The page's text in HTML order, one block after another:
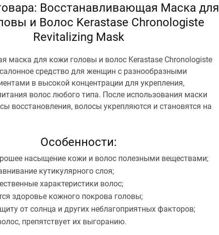
Восстанавливающая Маска для
и Волос Kerastase Chronologiste
Revitalizing Mask
маска для кожи головы и волос Kerastase Chronologiste
средство для женщин с разнообразными
в высокой концентрации для укрепления,
волос любого типа. После использования маски
восстановления, волосы укрепляются и становятся на
Особенности:
насыщение кожи и волос полезными веществами;
кутикулярного слоя;
характеристики волос;
здоровье кожного покрова головы;
от солнца и других неблагоприятных факторов;
препятствует их выгоранию.